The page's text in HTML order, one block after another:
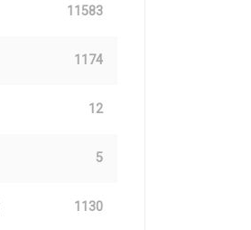
11583
1174
12
5
1130